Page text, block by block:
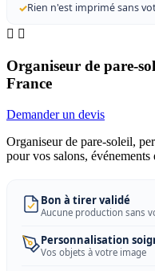
✓Rien n'est imprimé sans
 
Organiseur de pare-
France
Demander un devis
Organiseur de pare-soleil,
pour vos salons, événements
Bon à tirer validé
Aucune production sans
Personnalisation
Vos objets à votre image